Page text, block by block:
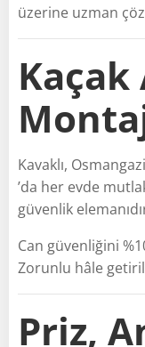
üzerine uzman
Kaçak
Kavaklı, Osmangazi
’da her evde
güvenlik
Can güvenliğini
Zorunlu hâle
Priz,